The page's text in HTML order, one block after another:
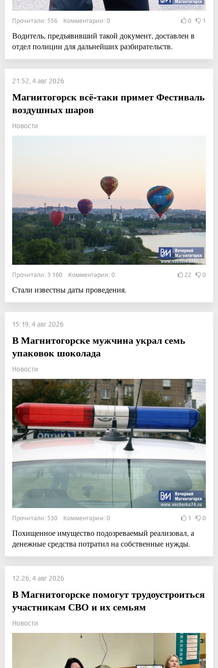
Прочитали: 556 Комментарии: 0 0 1
Водитель, предъявивший такой документ, доставлен в
отдел полиции для дальнейших разбирательств.
21:52, 4 авг 2026
Магнитогорск всё-таки примет Фестиваль
воздушных шаров
Новости
Прочитали: 3 160 Комментарии: 0 22 0
Стали известны даты проведения.
15:19, 4 авг 2026
В Магнитогорске мужчина украл семь
упаковок шоколада
Новости
Прочитали: 530 Комментарии: 0 1 0
Похищенное имущество подозреваемый реализовал, а
денежные средства потратил на собственные нужды.
12:26, 4 авг 2026
В Магнитогорске помогут трудоустроиться
участникам СВО и их семьям
Новости